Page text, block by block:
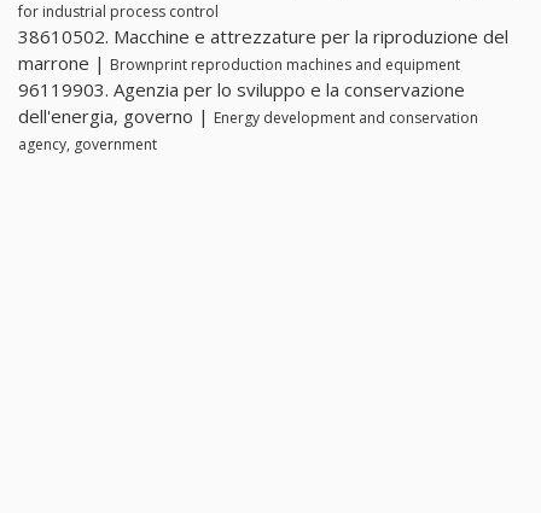
for industrial process control
38610502. Macchine e attrezzature per la riproduzione del
marrone | Brownprint reproduction machines and equipment
96119903. Agenzia per lo sviluppo e la conservazione
dell'energia, governo | Energy development and conservation
agency, government